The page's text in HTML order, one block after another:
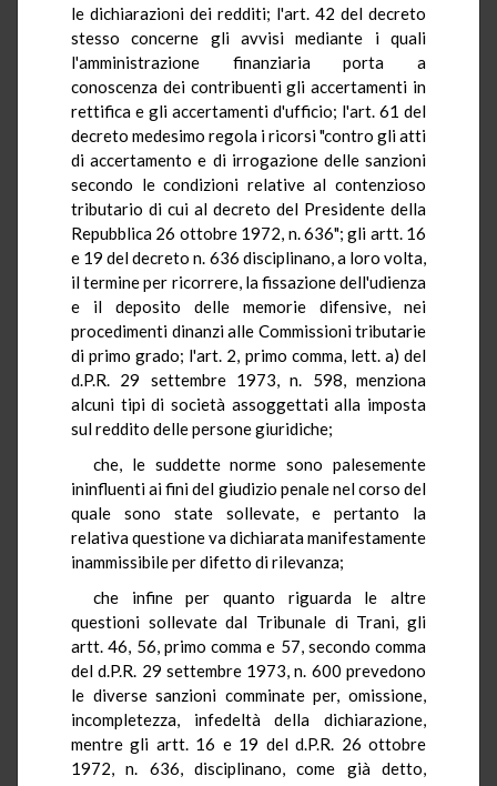
le dichiarazioni dei redditi; l'art. 42 del decreto
stesso concerne gli avvisi mediante i quali
l'amministrazione finanziaria porta a
conoscenza dei contribuenti gli accertamenti in
rettifica e gli accertamenti d'ufficio; l'art. 61 del
decreto medesimo regola i ricorsi "contro gli atti
di accertamento e di irrogazione delle sanzioni
secondo le condizioni relative al contenzioso
tributario di cui al decreto del Presidente della
Repubblica 26 ottobre 1972, n. 636"; gli artt. 16
e 19 del decreto n. 636 disciplinano, a loro volta,
il termine per ricorrere, la fissazione dell'udienza
e il deposito delle memorie difensive, nei
procedimenti dinanzi alle Commissioni tributarie
di primo grado; l'art. 2, primo comma, lett. a) del
d.P.R. 29 settembre 1973, n. 598, menziona
alcuni tipi di società assoggettati alla imposta
sul reddito delle persone giuridiche;
che, le suddette norme sono palesemente
ininfluenti ai fini del giudizio penale nel corso del
quale sono state sollevate, e pertanto la
relativa questione va dichiarata manifestamente
inammissibile per difetto di rilevanza;
che infine per quanto riguarda le altre
questioni sollevate dal Tribunale di Trani, gli
artt. 46, 56, primo comma e 57, secondo comma
del d.P.R. 29 settembre 1973, n. 600 prevedono
le diverse sanzioni comminate per, omissione,
incompletezza, infedeltà della dichiarazione,
mentre gli artt. 16 e 19 del d.P.R. 26 ottobre
1972, n. 636, disciplinano, come già detto,